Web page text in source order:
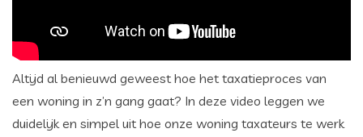
Altijd al benieuwd geweest hoe het taxatieproces van
een woning in z’n gang gaat? In deze video leggen we
duidelijk en simpel uit hoe onze woning taxateurs te werk